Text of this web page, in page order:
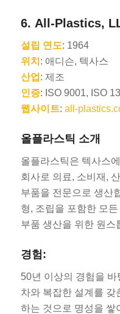
6. All-Plastics,
설립 연도: 1964
위치 : 애디슨, 텍사스
산업 : 제조
인증: ISO 9001, ISO
웹사이트: all-
올플라스틱 소개
올플라스틱은 텍사스
회사로 의료, 소비재,
부품을 전문으로 생산
형, 조립을 포함한 모
부품 생산을 위한 원스
경험:
50년 이상의 경험을
차와 복잡한 설계를 갖
하는 것으로 명성을 쌓